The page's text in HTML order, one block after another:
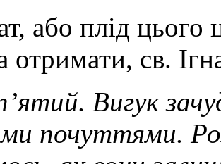
або плід
отримати, св.
Вигук
почуттями.